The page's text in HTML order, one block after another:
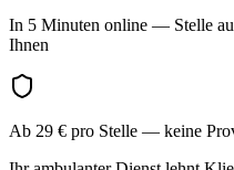
In 5 Minuten online — Stelle
Ihnen
Ab 29 € pro Stelle — keine